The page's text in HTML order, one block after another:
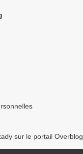
sur le portail Overblog